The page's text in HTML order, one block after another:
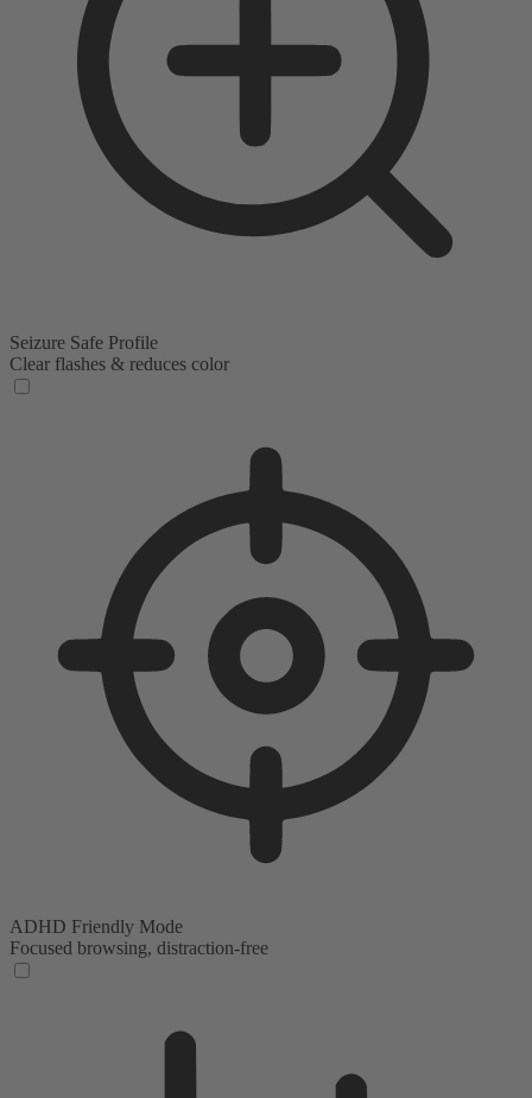
Seizure Safe Profile
Clear flashes & reduces color
ADHD Friendly Mode
Focused browsing, distraction-free